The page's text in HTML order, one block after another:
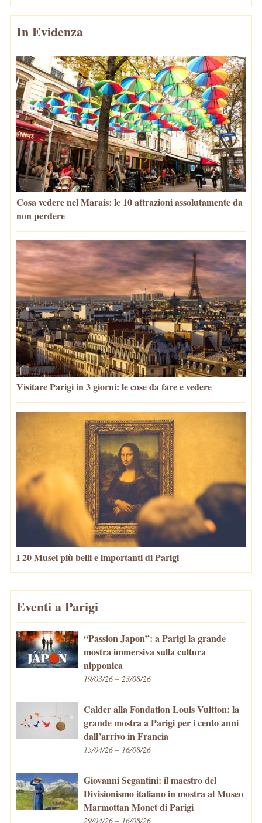
In Evidenza
Cosa vedere nel Marais: le 10 attrazioni assolutamente da
non perdere
Visitare Parigi in 3 giorni: le cose da fare e vedere
I 20 Musei più belli e importanti di Parigi
Eventi a Parigi
“Passion Japon”: a Parigi la grande
mostra immersiva sulla cultura
nipponica
19/03/26 – 23/08/26
Calder alla Fondation Louis Vuitton: la
grande mostra a Parigi per i cento anni
dall’arrivo in Francia
15/04/26 – 16/08/26
Giovanni Segantini: il maestro del
Divisionismo italiano in mostra al Museo
Marmottan Monet di Parigi
29/04/26 – 16/08/26